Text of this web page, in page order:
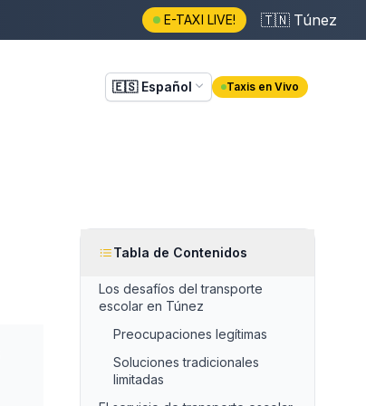
E-TAXI LIVE! 🇹🇳 Túnez
🇪🇸 Español Taxis en Vivo
Tabla de Contenidos
Los desafíos del transporte
escolar en Túnez
Preocupaciones legítimas
Soluciones tradicionales
limitadas